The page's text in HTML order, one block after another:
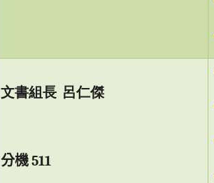
文書組長 呂仁傑
分機511